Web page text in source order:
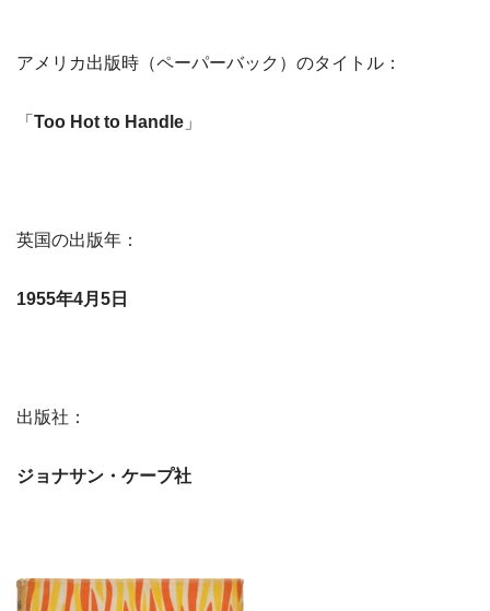
アメリカ出版時（ペーパーバック）のタイトル：
「 Too Hot to Handle 」
英国の出版年：
1955年4月5日
出版社：
ジョナサン・ケープ社